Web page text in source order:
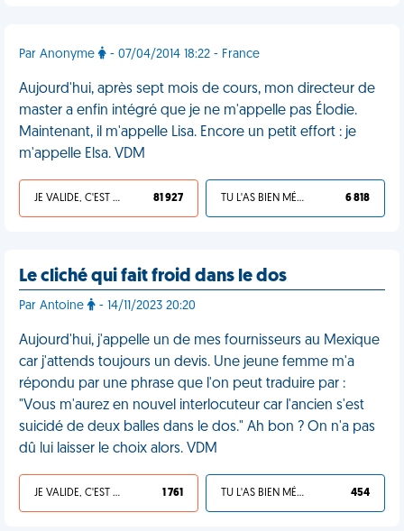
Par Anonyme - 07/04/2014 18:22 - France
Aujourd'hui, après sept mois de cours, mon directeur de
master a enfin intégré que je ne m'appelle pas Élodie.
Maintenant, il m'appelle Lisa. Encore un petit effort : je
m'appelle Elsa. VDM
JE VALIDE, C'EST UNE VDM 81 927 TU L'AS BIEN MÉRITÉ 6 818
Le cliché qui fait froid dans le dos
Par Antoine - 14/11/2023 20:20
Aujourd'hui, j'appelle un de mes fournisseurs au Mexique
car j'attends toujours un devis. Une jeune femme m'a
répondu par une phrase que l'on peut traduire par :
"Vous m'aurez en nouvel interlocuteur car l'ancien s'est
suicidé de deux balles dans le dos." Ah bon ? On n'a pas
dû lui laisser le choix alors. VDM
JE VALIDE, C'EST UNE VDM 1 761 TU L'AS BIEN MÉRITÉ 454